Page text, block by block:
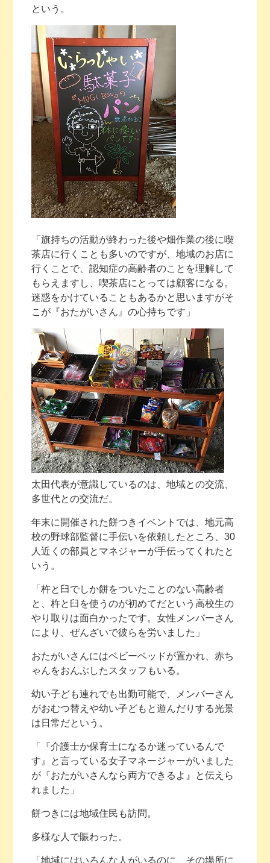
という。
「旗持ちの活動が終わった後や畑作業の後に喫
茶店に行くことも多いのですが、地域のお店に
行くことで、認知症の高齢者のことを理解して
もらえますし、喫茶店にとっては顧客になる。
迷惑をかけていることもあるかと思いますがそ
こが『おたがいさん』の心持ちです」
太田代表が意識しているのは、地域との交流、
多世代との交流だ。
年末に開催された餅つきイベントでは、地元高
校の野球部監督に手伝いを依頼したところ、30
人近くの部員とマネジャーが手伝ってくれたと
いう。
「杵と臼でしか餅をついたことのない高齢者
と、杵と臼を使うのが初めてだという高校生の
やり取りは面白かったです。女性メンバーさん
により、ぜんざいで彼らを労いました」
おたがいさんにはベビーベッドが置かれ、赤ち
ゃんをおんぶしたスタッフもいる。
幼い子ども連れでも出勤可能で、メンバーさん
がおむつ替えや幼い子どもと遊んだりする光景
は日常だという。
「『介護士か保育士になるか迷っているんで
す』と言っている女子マネージャーがいました
が『おたがいさんなら両方できるよ』と伝えら
れました」
餅つきには地域住民も訪問。
多様な人で賑わった。
「地域にはいろんな人がいるのに、その場所に